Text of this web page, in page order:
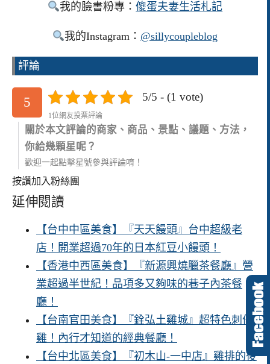
我的臉書粉專：傻蛋夫妻生活札記
我的Instagram： @sillycoupleblog
評論
5 5/5 - (1 vote)
1位網友投票評論
關於本文評論的商家、商品、景點、議題、方法，
你給幾顆星呢？
歡迎一起點擊星號參與評論唷！
按讚加入粉絲團
延伸閱讀
【台中中區美食】『天天饅頭』台中超級老
店！開業超過70年的日本紅豆小饅頭！
【香港中西區美食】『新源興燒臘茶餐廳』營
業超過半世紀！品項多又夠味的巷子內茶餐
廳！
【台南官田美食】『銓弘土雞城』超特色刺仔
雞！內行才知道的經典餐廳！
【台中北區美食】『初木山-一中店』雞排的後